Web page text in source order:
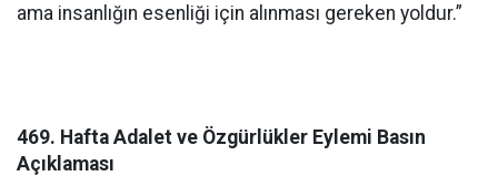
ama insanlığın esenliği için alınması gereken yoldur.”
469. Hafta Adalet ve Özgürlükler Eylemi Basın
Açıklaması